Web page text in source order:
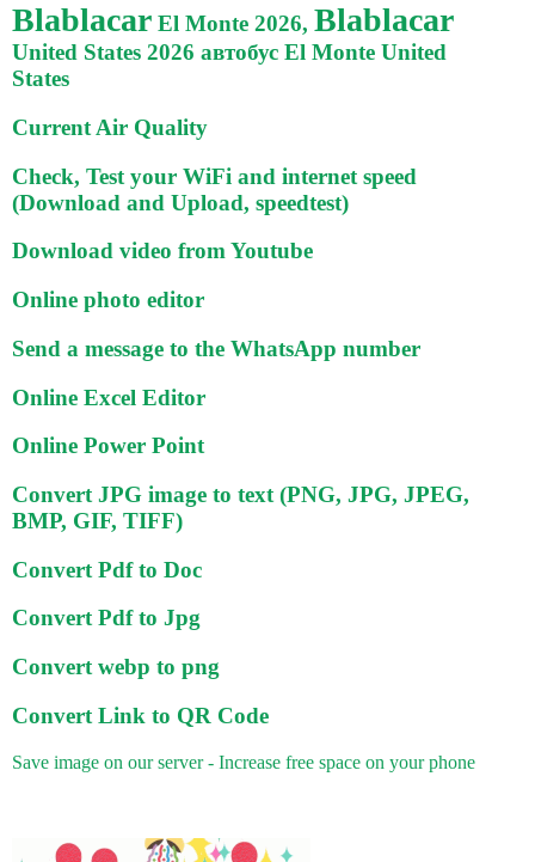
Blablacar El Monte 2026, Blablacar
United States 2026 автобус El Monte United
States
Current Air Quality
Check, Test your WiFi and internet speed
(Download and Upload, speedtest)
Download video from Youtube
Online photo editor
Send a message to the WhatsApp number
Online Excel Editor
Online Power Point
Convert JPG image to text (PNG, JPG, JPEG,
BMP, GIF, TIFF)
Convert Pdf to Doc
Convert Pdf to Jpg
Convert webp to png
Convert Link to QR Code
Save image on our server - Increase free space on your phone